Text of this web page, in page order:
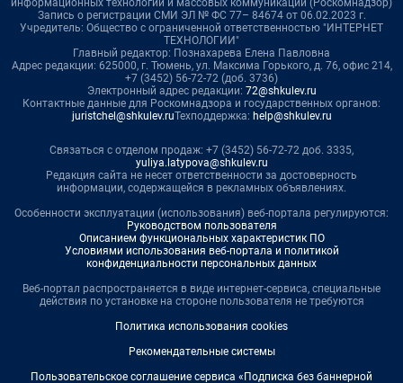
информационных технологий и массовых коммуникаций (Роскомнадзор)
Запись о регистрации СМИ ЭЛ № ФС 77– 84674 от 06.02.2023 г.
Учредитель: Общество с ограниченной ответственностью "ИНТЕРНЕТ
ТЕХНОЛОГИИ"
Главный редактор: Познахарева Елена Павловна
Адрес редакции: 625000, г. Тюмень, ул. Максима Горького, д. 76, офис 214,
+7 (3452) 56-72-72 (доб. 3736)
Электронный адрес редакции: 72@shkulev.ru
Контактные данные для Роскомнадзора и государственных органов:
juristchel@shkulev.ruТехподдержка: help@shkulev.ru
Связаться с отделом продаж: +7 (3452) 56-72-72 доб. 3335,
yuliya.latypova@shkulev.ru
Редакция сайта не несет ответственности за достоверность
информации, содержащейся в рекламных объявлениях.
Особенности эксплуатации (использования) веб-портала регулируются:
Руководством пользователя
Описанием функциональных характеристик ПО
Условиями использования веб-портала и политикой
конфиденциальности персональных данных
Веб-портал распространяется в виде интернет-сервиса, специальные
действия по установке на стороне пользователя не требуются
Политика использования cookies
Рекомендательные системы
Пользовательское соглашение сервиса «Подписка без баннерной